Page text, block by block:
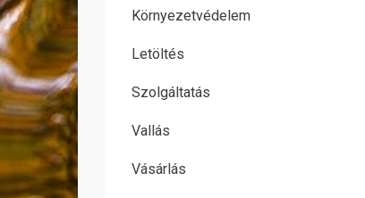
Környezetvédelem
Letöltés
Szolgáltatás
Vallás
Vásárlás